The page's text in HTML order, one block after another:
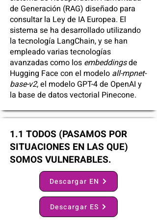
de Generación (RAG) diseñado para
consultar la Ley de IA Europea. El
sistema se ha desarrollado utilizando
la tecnología LangChain, y se han
empleado varias tecnologías
avanzadas como los embeddingsde
Hugging Face con el modelo all-mpnet-
base-v2, el modelo GPT-4 de OpenAI y
la base de datos vectorial Pinecone.
1.1 TODOS (PASAMOS POR
SITUACIONES EN LAS QUE)
SOMOS VULNERABLES.
Descargar EN
Descargar ES